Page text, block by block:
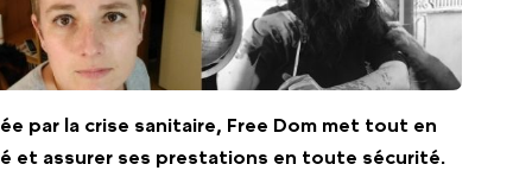
par la crise sanitaire, Free Dom met tout en
et assurer ses prestations en toute sécurité.